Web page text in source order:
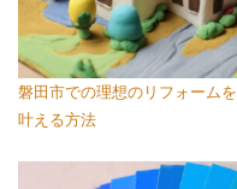
磐田市での理想のリフォームを
叶える方法